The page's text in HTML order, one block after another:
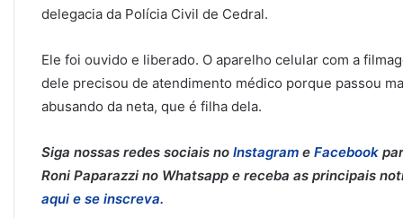
delegacia da Polícia Civil de Cedral.
Ele foi ouvido e liberado. O aparelho celular com a
dele precisou de atendimento médico porque passou
abusando da neta, que é filha dela.
Siga nossas redes sociais no Instagram e Facebook
Roni Paparazzi no Whatsapp e receba as principais
aqui e se inscreva.